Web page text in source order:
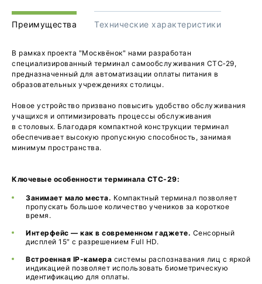
Преимущества Технические характеристики
В рамках проекта "Москвёнок" нами разработан
специализированный терминал самообслуживания СТС‑29,
предназначенный для автоматизации оплаты питания в
образовательных учреждениях столицы.
Новое устройство призвано повысить удобство обслуживания
учащихся и оптимизировать процессы обслуживания
в столовых. Благодаря компактной конструкции терминал
обеспечивает высокую пропускную способность, занимая
минимум пространства.
Ключевые особенности терминала СТС‑29:
Занимает мало места. Компактный терминал позволяет
пропускать большое количество учеников за короткое
время.
Интерфейс — как в современном гаджете. Сенсорный
дисплей 15″ с разрешением Full HD.
Встроенная IP-камера системы распознавания лиц с яркой
индикацией позволяет использовать биометрическую
идентификацию для оплаты.